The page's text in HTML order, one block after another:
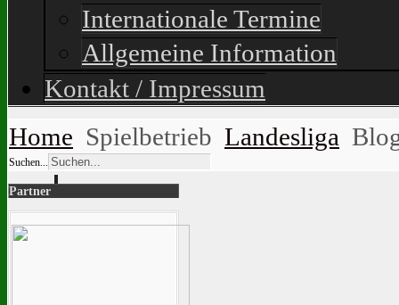
Internationale Termine
Allgemeine Information
Kontakt / Impressum
Home Spielbetrieb Landesliga
Suchen...
Partner